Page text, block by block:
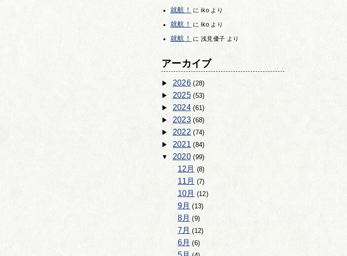
就航！ に ikoより
就航！ に ikoより
就航！ に 浅見優子 より
アーカイブ
2026(28)
2025(53)
2024(61)
2023(68)
2022(74)
2021(84)
2020(99)
12月 (8)
11月 (7)
10月 (12)
9月 (13)
8月 (9)
7月 (12)
6月 (6)